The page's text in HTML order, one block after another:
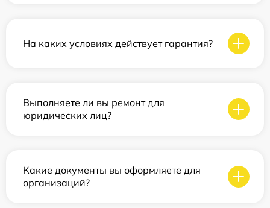
На каких условиях действует гарантия?
Выполняете ли вы ремонт для
юридических лиц?
Какие документы вы оформляете для
организаций?